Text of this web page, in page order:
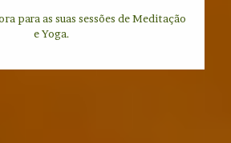
para as suas sessões de Meditação
e Yoga.